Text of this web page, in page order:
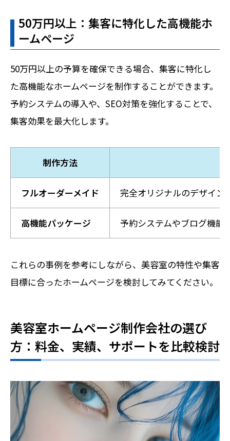
50万円以上：集客に特化した高機能ホ
ームページ
50万円以上の予算を確保できる場合、集客に特化し
た高機能なホームページを制作することができます。
予約システムの導入や、SEO対策を強化することで、
集客効果を最大化します。
制作方法
フルオーダーメイド 完全オリジナルのデザイン
高機能パッケージ 予約システムやブログ機能
これらの事例を参考にしながら、美容室の特性や集客
目標に合ったホームページを検討してみてください。
美容室ホームページ制作会社の選び
方：料金、実績、サポートを比較検討